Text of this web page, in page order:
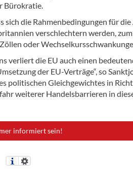
Bürokratie.
sich die Rahmenbedingungen für
verschlechtern werden,
oder
verliert die EU auch einen
der EU-Verträge“, so
politischen Gleichgewichtes in
weiterer Handelsbarrieren in
informiert sein!